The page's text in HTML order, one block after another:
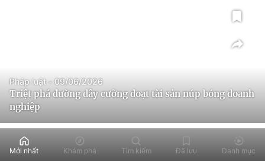
Triệt phá đường dây cưỡng đoạt tài sản núp bóng doanh
nghiệp
Pháp luật - 09/06/2026
Mới nhất Khám phá Tìm kiếm Đã lưu Danh mục